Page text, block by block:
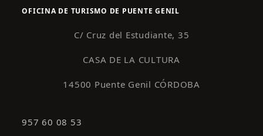
OFICINA DE TURISMO DE PUENTE GENIL
C/ Cruz del Estudiante, 35
CASA DE LA CULTURA
14500 Puente Genil CÓRDOBA
957 60 08 53